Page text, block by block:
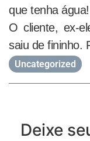
que tenha
O cliente, ex-
saiu de fininho.
Uncategorized
Deixe